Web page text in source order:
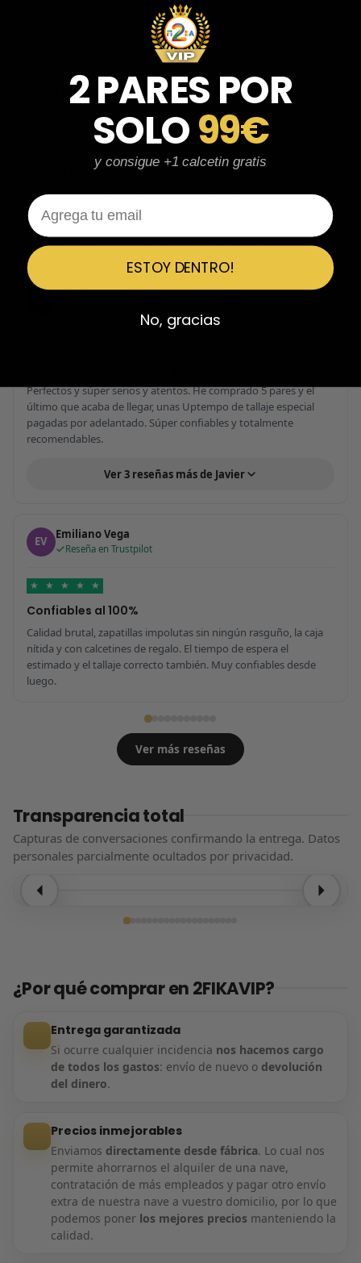
parecen de marcas verdaderas. Entrega súper rápida, embalaje
perfecto y con el detalle de los calcetines contentísima. Sin duda
Fernando Aranda Morales
★
ESPECTACULARES
Total control del pedido, te avisan si hay algún problema con el
modelo elegido, empaquetado perfecto con caja original y
embolsado, zapas de altísima calidad y acabados top. Air Max y
Travis Scott espectaculares. Recomendable 100%.
Javier Victorio
Perfectos y súper serios y atentos. He comprado 5 pares y el
último que acaba de llegar, unas Uptempo de tallaje especial
pagadas por adelantado. Súper confiables y totalmente
recomendables.
Ver 3 reseñas más de Javier
EV Emiliano Vega
Reseña en Trustpilot
★ ★ ★ ★ ★
Confiables al 100%
Calidad brutal, zapatillas impolutas sin ningún rasguño, la caja
nítida y con calcetines de regalo. El tiempo de espera el
estimado y el tallaje correcto también. Muy confiables desde
luego.
Ver más reseñas
Transparencia total
Capturas de conversaciones confirmando la entrega. Datos
personales parcialmente ocultados por privacidad.
¿Por qué comprar en 2FIKAVIP?
Entrega garantizada
Si ocurre cualquier incidencia nos hacemos cargo
de todos los gastos: envío de nuevo o devolución
del dinero.
Precios inmejorables
Enviamos directamente desde fábrica. Lo cual nos
permite ahorrarnos el alquiler de una nave,
contratación de más empleados y pagar otro envío
extra de nuestra nave a vuestro domicilio, por lo que
podemos poner los mejores precios manteniendo la
calidad.
2 PARES POR
SOLO99€
y consigue +1 calcetin gratis
Email
ESTOY DENTRO!
No, gracias